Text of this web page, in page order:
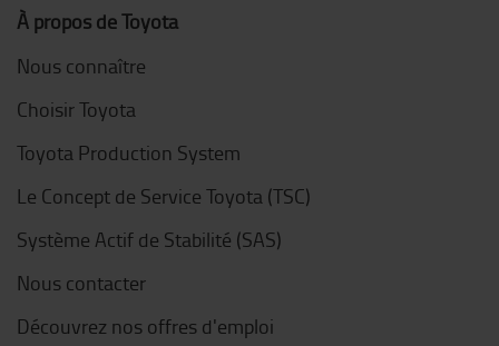
À propos de Toyota
Nous connaître
Choisir Toyota
Toyota Production System
Le Concept de Service Toyota (TSC)
Système Actif de Stabilité (SAS)
Nous contacter
Découvrez nos offres d'emploi